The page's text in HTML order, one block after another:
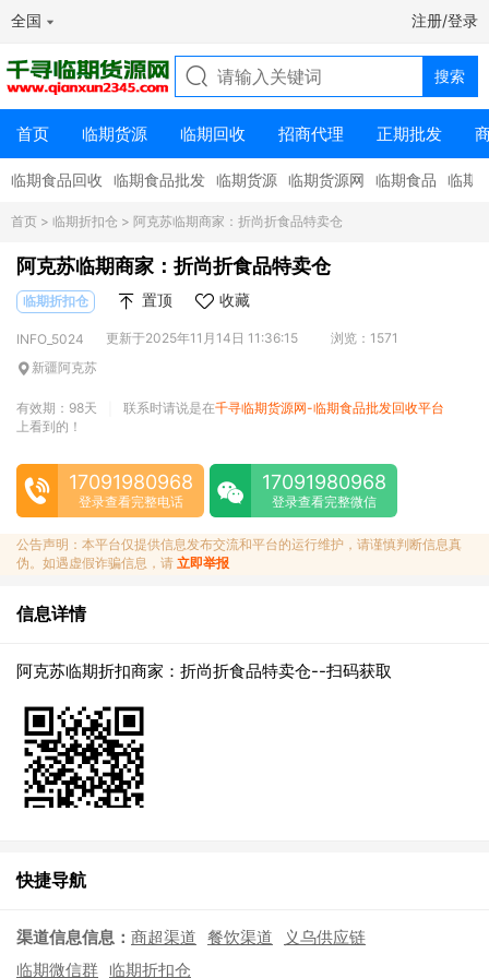
全国 注册/登录
首页 临期货源 临期回收 招商代理 正期批发
临期食品回收 临期食品批发 临期货源 临期货源网 临期食品 临期
首页 > 临期折扣仓 > 阿克苏临期商家：折尚折食品特卖仓
阿克苏临期商家：折尚折食品特卖仓
临期折扣仓 置顶 收藏
INFO_5024 更新于2025年11月14日 11:36:15
浏览：1571
新疆阿克苏
有效期：98天 联系时请说是在千寻临期货源网-临期食品批发回收平台
上看到的！
17091980968
登录查看完整电话
17091980968
登录查看完整微信
公告声明：本平台仅提供信息发布交流和平台的运行维护，请谨慎判断信息真
伪。如遇虚假诈骗信息，请 立即举报
信息详情
阿克苏临期折扣商家：折尚折食品特卖仓--扫码获取
快捷导航
渠道信息信息： 商超渠道 餐饮渠道
义乌供应链
临期微信群 临期折扣仓